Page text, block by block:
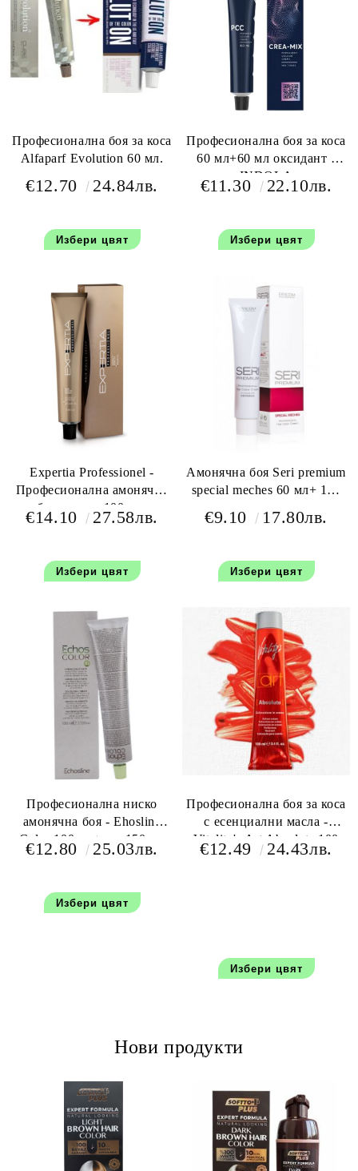
Професионална боя за коса
Alfaparf Evolution 60 мл.
€12.70 24.84лв.
Избери цвят
Професионална боя за коса
60 мл+60 мл оксидант -
INDOLA
€11.30 22.10лв.
Избери цвят
Expertia Professionel -
Професионална амонячна
боя за коса 100 мл.
€14.10 27.58лв.
Избери цвят
Амонячна боя Seri premium
special meches 60 мл+ 100
€9.10 17.80лв.
Избери цвят
Професионална ниско
амонячна боя - Ehosline
Color 100 мл+oxy 150 мл
€12.80 25.03лв.
Избери цвят
Професионална боя за коса
с есенциални масла -
Vitality's Art Absolute 100
мл+150 мл оксидант
€12.49 24.43лв.
Избери цвят
Нови продукти